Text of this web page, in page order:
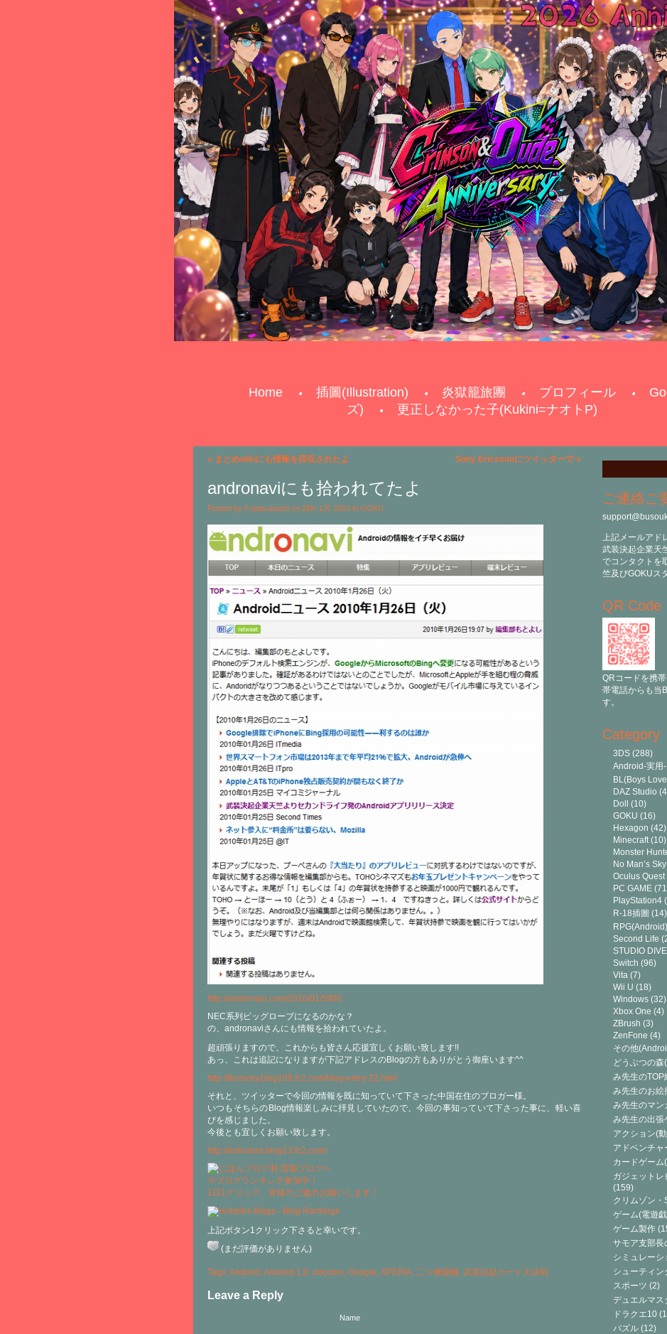
Home 插圖(Illustration) 炎獄籠旅團 プロフィール
ズ)
更正しなかった子(Kukini=ナオトP)
« まとめwikiにも情報を回収されたよ Sony Ericssonにツイッターで»
andronaviにも拾われてたよ
Posted by Futatsubashi on 26th 1月 2010 in GOKU
http://andronavi.com/2010/01/5900
NEC系列ビッグローブになるのかな？
の、andronaviさんにも情報を拾われていたよ。
超頑張りますので、これからも皆さん応援宜しくお願い致します!!
あっ、これは追記になりますが下記アドレスのBlogの方もありがとう御座います^^
http://ttrosicky.blog109.fc2.com/blog-entry-22.html
それと、ツイッターで今回の情報を既に知っていて下さった中国在住のブロガー様。
いつもそちらのBlog情報楽しみに拝見していたので、今回の事知っていて下さった事に、軽い喜
びを感じました。
今後とも宜しくお願い致します。
http://anhuioss.blog13.fc2.com/
※ブログランキング参加中！
1日1クリック、皆様のご協力お願いします！
上記ボタン1クリック下さると幸いです。
(まだ評価がありません)
Tags:Android ,Android 1.6, docomo, Google, XPERIA, 二ツ橋陽輔, 武装決起カード大決戦
Leave a Reply
Name
ご連絡ご
上記メールアド
武装決起企業天
でコンタクトを
竺及びGOKUス
QR Code
QRコードを携
帯電話からも当
す。
Category
3DS (288)
Android-実用-
BL(Boys
DAZ Studio
Doll
(10)
GOKU (16)
Hexagon (42)
Minecraft(10)
Monster
No Man’s Sky
Oculus Quest
PC GAME
PlayStation4
R-18插圖 (14)
RPG(Android)
Second Life
STUDIO DIVE
Switch (96)
Vita (7)
Wii U (18)
Windows (32)
Xbox One (4)
ZBrush (3)
ZenFone (4)
その他
どうぶつの
み先生のTOP
み先生のお絵
み先生のマン
み先生の出張
アクション(
アドベンチャ
カードゲー
ガジェット
(159)
クリムゾン・
ゲーム(電遊
ゲーム製作
サモア支部長
シミュレー
シューティン
スポーツ (2)
デュエルマス
ドラクエ10
パズル (12)